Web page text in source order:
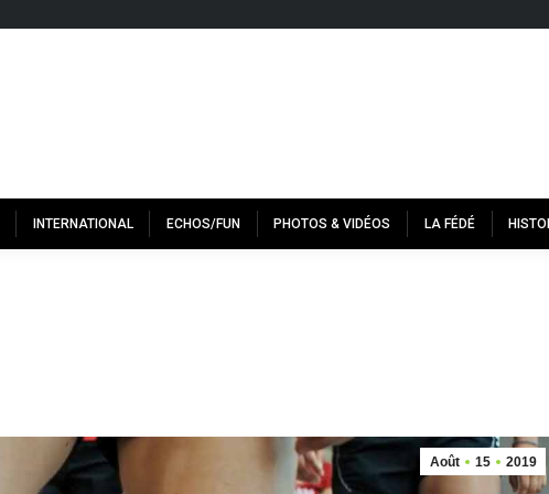
INTERNATIONAL ECHOS/FUN PHOTOS & VIDÉOS LA FÉDÉ
Août 15 2019